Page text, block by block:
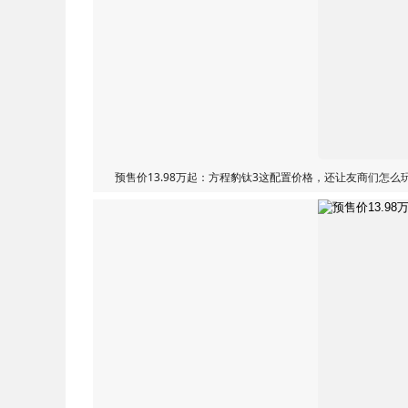
预售价13.98万起：方程豹钛3这配置价格，还让友商们怎么